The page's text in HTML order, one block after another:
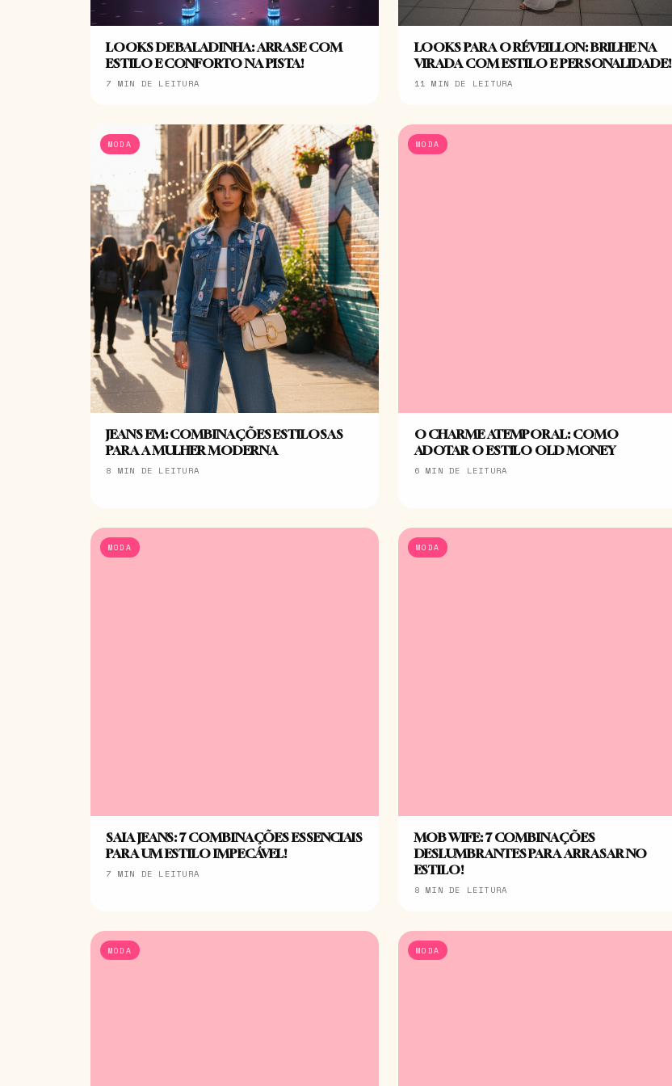
LOOKS DE BALADINHA: ARRASE COM
ESTILO E CONFORTO NA PISTA!
7 MIN DE LEITURA
LOOKS PARA O RÉVEILLON: BRILHE NA
VIRADA COM ESTILO E PERSONALIDADE!
11 MIN DE LEITURA
MODA
JEANS EM: COMBINAÇÕES ESTILOSAS
PARA A MULHER MODERNA
8 MIN DE LEITURA
MODA
O CHARME ATEMPORAL: COMO
ADOTAR O ESTILO OLD MONEY
6 MIN DE LEITURA
MODA
SAIA JEANS: 7 COMBINAÇÕES ESSENCIAIS
PARA UM ESTILO IMPECÁVEL!
7 MIN DE LEITURA
MODA
MOB WIFE: 7 COMBINAÇÕES
DESLUMBRANTES PARA ARRASAR NO
ESTILO!
8 MIN DE LEITURA
MODA MODA